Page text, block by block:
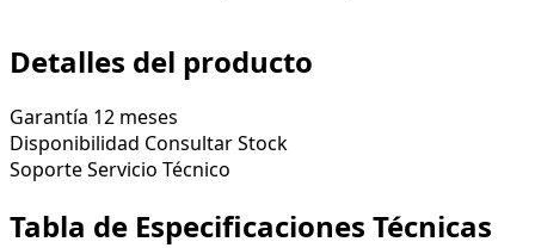
Detalles del producto
Garantía 12 meses
Disponibilidad Consultar Stock
SoporteServicio Técnico
Tabla de Especificaciones Técnicas